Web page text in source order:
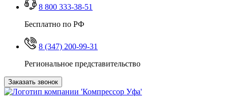
8 800 333-38-51
Бесплатно по РФ
8 (347) 200-99-31
Региональное представительство
Заказать звонок